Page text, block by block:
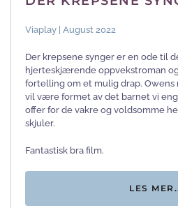
Viaplay | August 2022
Der krepsene synger er en ode til
hjerteskjærende oppvekstroman
fortelling om et mulig drap. Owens
vil være formet av det barnet vi
offer for de vakre og voldsomme
skjuler.
Fantastisk bra film.
LES